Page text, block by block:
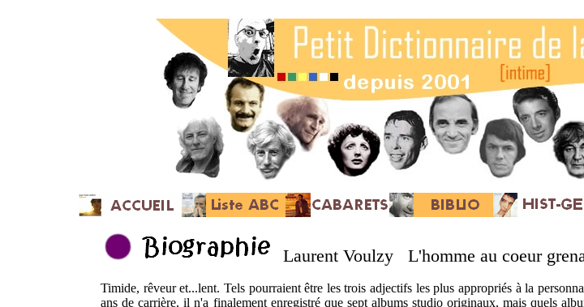
Laurent Voulzy L'homme au coeur
Timide, rêveur et...lent. Tels pourraient être les trois adjectifs les plus appropriés à la
ans de carrière, il n'a finalement enregistré que sept albums studio originaux, mais quels